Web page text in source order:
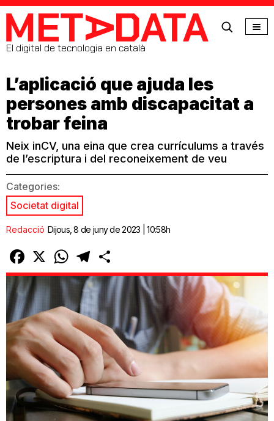
MetaData
El digital de tecnologia en català
L’aplicació que ajuda les
persones amb discapacitat a
trobar feina
Neix inCV, una eina que crea currículums a través
de l’escriptura i del reconeixement de veu
Categories:
Societat digital
Redacció Dijous, 8 de juny de 2023 | 10:58h
Facebook
X WhatsAppTelegram